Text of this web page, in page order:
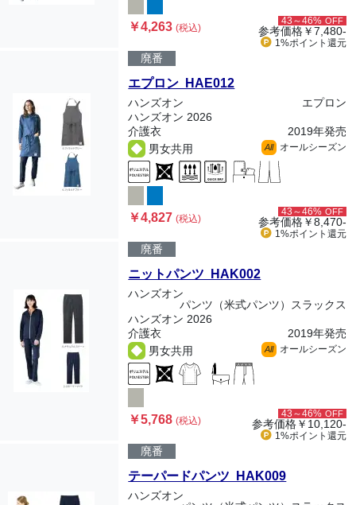
￥4,263(税込)
43～46% OFF
参考価格￥7,480-
1%ポイント 還元
廃番
エプロン HAE012
ハンズオン
エプロン
ハンズオン 2026
介護衣
2019年発売
男女共用
All オールシーズン
￥4,827(税込)
43～46% OFF
参考価格￥8,470-
1%ポイント 還元
廃番
ニットパンツ HAK002
ハンズオン
パンツ（米式パンツ）スラックス
ハンズオン 2026
介護衣
2019年発売
男女共用
All オールシーズン
￥5,768(税込)
43～46% OFF
参考価格￥10,120-
1%ポイント 還元
廃番
テーパードパンツ HAK009
ハンズオン